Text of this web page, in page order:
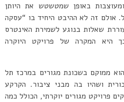
באופן שמטשטש את היותן
אולם זה לא ההיבט היחיד בו “עסקה
(מרגלית, 2013) מעוררת שאלות בנוגע לשמירת האינטרס
היא המקרה של פרויקט היוקרה
ממוקם בשכונת מגורים במרכז תל
ושהיו בה מבני ציבור. הקרקע
פרויקט מגורים יוקרתי, הכולל כמה